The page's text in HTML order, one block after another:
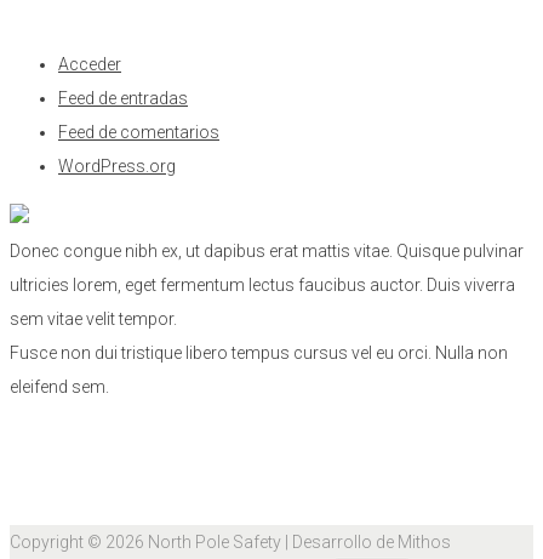
Acceder
Feed de entradas
Feed de comentarios
WordPress.org
Donec congue nibh ex, ut dapibus erat mattis vitae. Quisque pulvinar
ultricies lorem, eget fermentum lectus faucibus auctor. Duis viverra
sem vitae velit tempor.
Fusce non dui tristique libero tempus cursus vel eu orci. Nulla non
eleifend sem.
Copyright © 2026 North Pole Safety | Desarrollo de Mithos